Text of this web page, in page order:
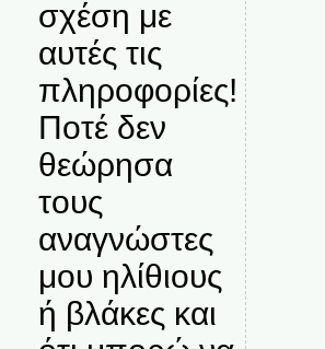
σχέση με
αυτές τις
πληροφορίες!
Ποτέ δεν
θεώρησα
τους
αναγνώστες
μου ηλίθιους
ή βλάκες και